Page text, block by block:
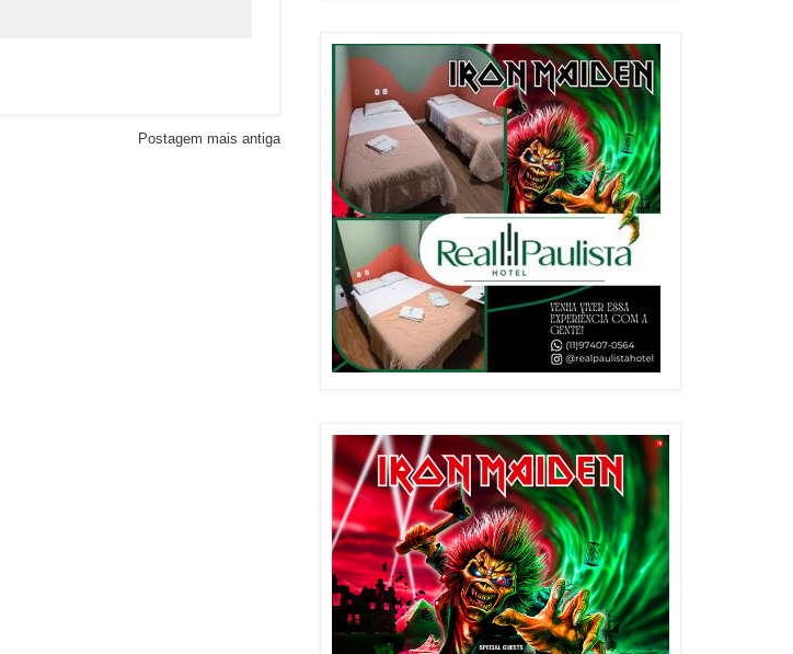
Postagem mais antiga